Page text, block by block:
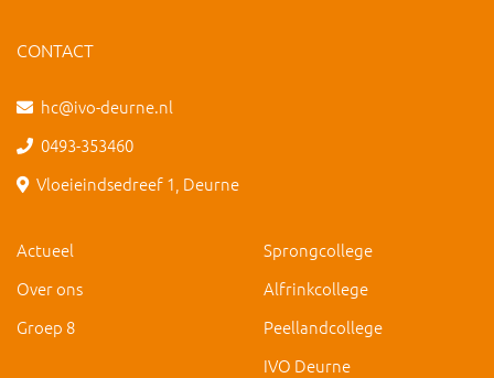
CONTACT
hc@ivo-deurne.nl
0493-353460
Vloeieindsedreef 1, Deurne
Actueel
Over ons
Groep 8
Sprongcollege
Alfrinkcollege
Peellandcollege
IVO Deurne